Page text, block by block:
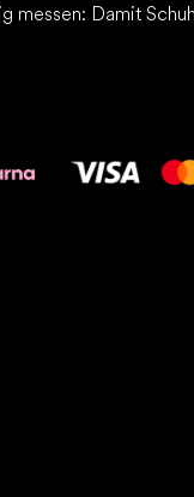
messen: Damit